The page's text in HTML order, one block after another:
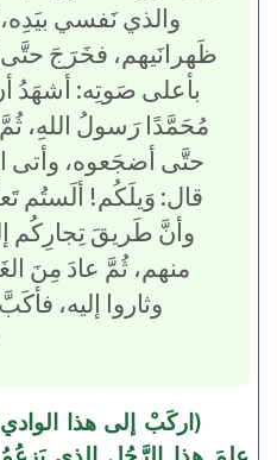
والذي نَفسي
ظَهرانَيهم، فخَرَجَ
بأعلى صَوتِه: أشهَدُ أن
مُحَمَّدًا رَسولُ اللهِ،
حتَّى أضجَعوه، وأتى
قال: وَيلَكُم! ألَستُم
وأنَّ طَريقَ تِجارِكُم
منهم، ثُمَّ عادَ مِنَ
وثاروا إليه،
(اركَبْ إلى هذا
عِلمَ هذا الرَّجُلِ الذي يَزعُمُ